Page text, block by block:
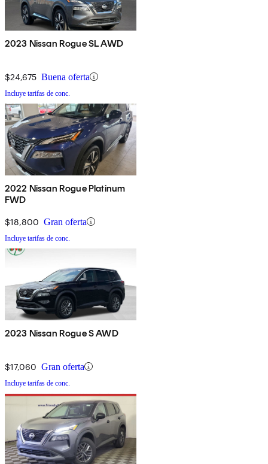
2023 Nissan Rogue SL AWD
$24,675 Buena oferta
Incluye tarifas de conc.
2022 Nissan Rogue Platinum
FWD
$18,800 Gran oferta
Incluye tarifas de conc.
2023 Nissan Rogue S AWD
$17,060 Gran oferta
Incluye tarifas de conc.